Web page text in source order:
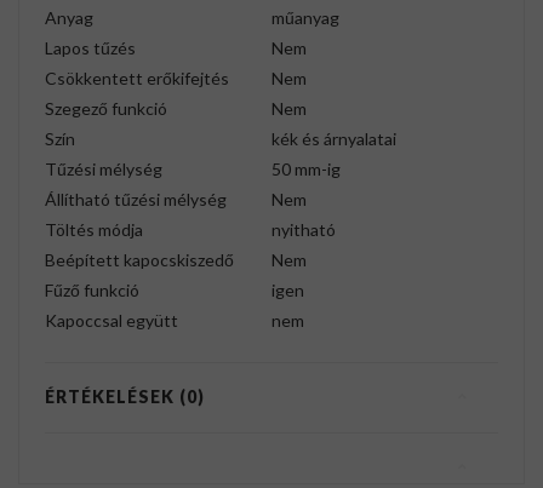
Anyag
műanyag
Lapos tűzés
Nem
Csökkentett erőkifejtés
Nem
Szegező funkció
Nem
Szín
kék és árnyalatai
Tűzési mélység
50 mm-ig
Állítható tűzési mélység
Nem
Töltés módja
nyitható
Beépített kapocskiszedő
Nem
Fűző funkció
igen
Kapoccsal együtt
nem
ÉRTÉKELÉSEK (0)